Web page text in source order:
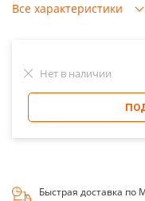
Все характеристики
Нет в наличии
Быстрая доставка по